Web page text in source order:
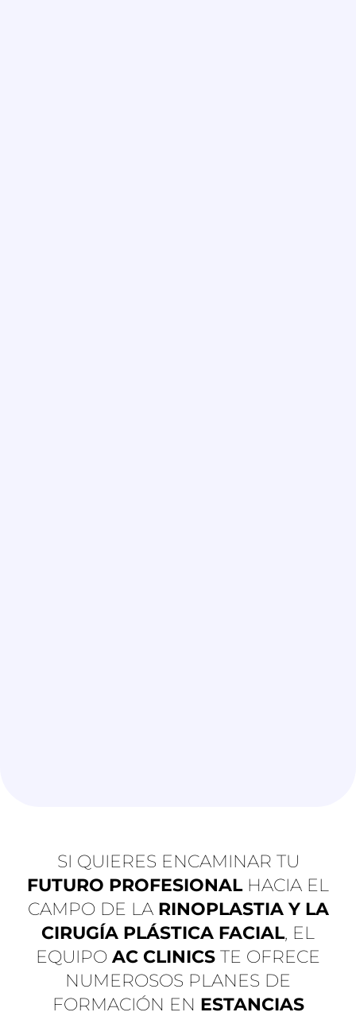
SI QUIERES ENCAMINAR TU
FUTURO PROFESIONALHACIA EL
CAMPO DE LA RINOPLASTIA Y LA
CIRUGÍA PLÁSTICA FACIAL, EL
EQUIPO AC CLINICS TE OFRECE
NUMEROSOS PLANES DE
FORMACIÓN EN ESTANCIAS